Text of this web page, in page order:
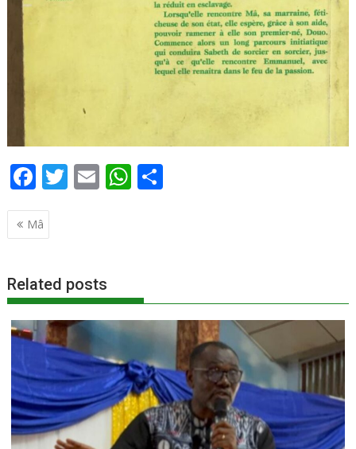
F
ac
e
o
o
k
T E W
p
p
Navigation
de
Mâ
Related posts